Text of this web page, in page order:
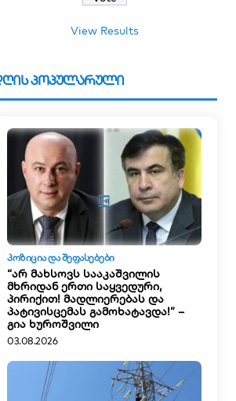
View Results
პოპულარული
ᲞᲝᲖᲘᲪᲘᲐ ᲓᲐ ᲨᲔᲤᲐᲡᲔᲑᲔᲑᲘ
“არ მახსოვს სააკაშვილის
მხრიდან ერთი საყვედური,
პირიქით! მადლიერებას და
პატივისცემას გამოხატავდა!” –
გია ხუროშვილი
03.08.2026